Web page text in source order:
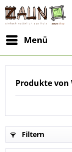
Menü
Produkte von
Filtern